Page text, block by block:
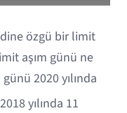
özgü bir limit
aşım günü ne
2020 yılında
2018 yılında 11